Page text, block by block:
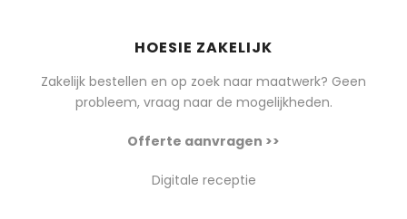
HOESIE ZAKELIJK
Zakelijk bestellen en op zoek naar maatwerk? Geen
probleem, vraag naar de mogelijkheden.
Offerte aanvragen >>
Digitale receptie